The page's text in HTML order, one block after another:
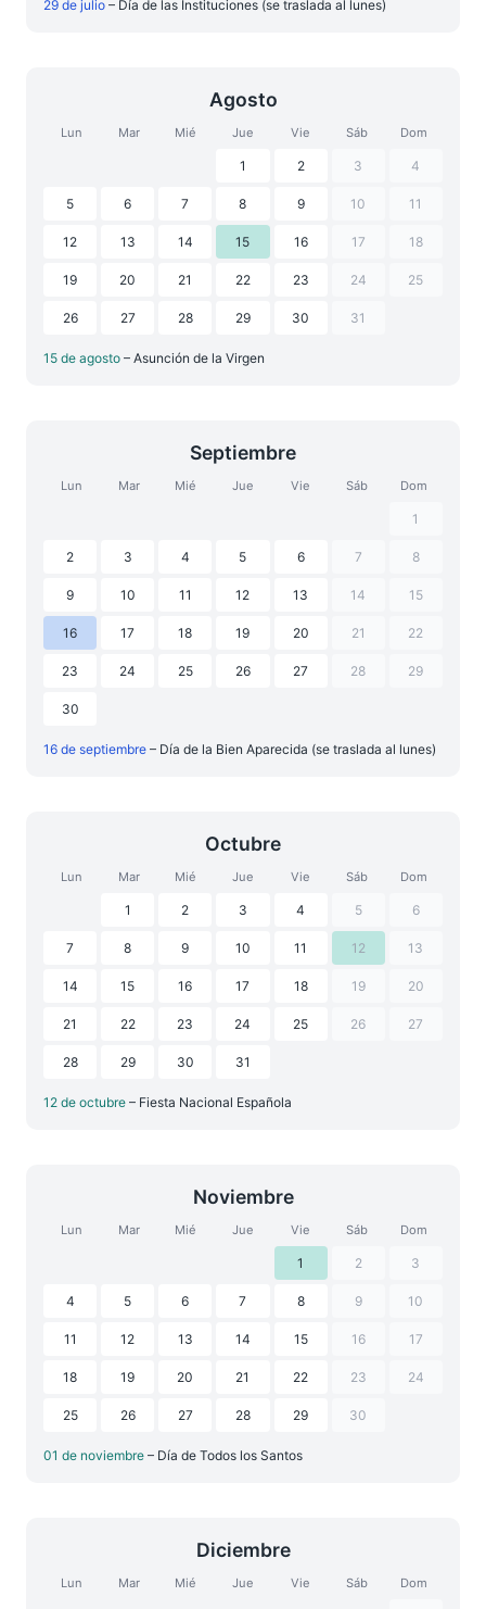
29 de julio – Día de las Instituciones (se traslada al lunes)
Agosto
Lun Mar Mié Jue Vie Sáb Dom
1 2 3 4
5 6 7 8 9 10 11
12 13 14 15 16 17 18
19 20 21 22 23 24 25
26 27 28 29 30 31
15 de agosto – Asunción de la Virgen
Septiembre
Lun Mar Mié Jue Vie Sáb Dom
1
2 3 4 5 6 7 8
9 10 11 12 13 14 15
16 17 18 19 20 21 22
23 24 25 26 27 28 29
30
16 de septiembre – Día de la Bien Aparecida (se traslada al lunes)
Octubre
Lun Mar Mié Jue Vie Sáb Dom
1 2 3 4 5 6
7 8 9 10 11 12 13
14 15 16 17 18 19 20
21 22 23 24 25 26 27
28 29 30 31
12 de octubre – Fiesta Nacional Española
Noviembre
Lun Mar Mié Jue Vie Sáb Dom
1 2 3
4 5 6 7 8 9 10
11 12 13 14 15 16 17
18 19 20 21 22 23 24
25 26 27 28 29 30
01 de noviembre – Día de Todos los Santos
Diciembre
Lun Mar Mié Jue Vie Sáb Dom